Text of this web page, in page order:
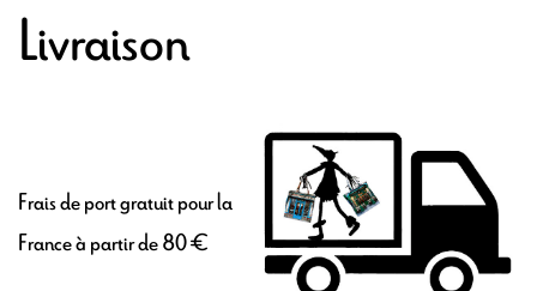
Livraison
Frais de port gratuit pour la
France à partir de 80 €